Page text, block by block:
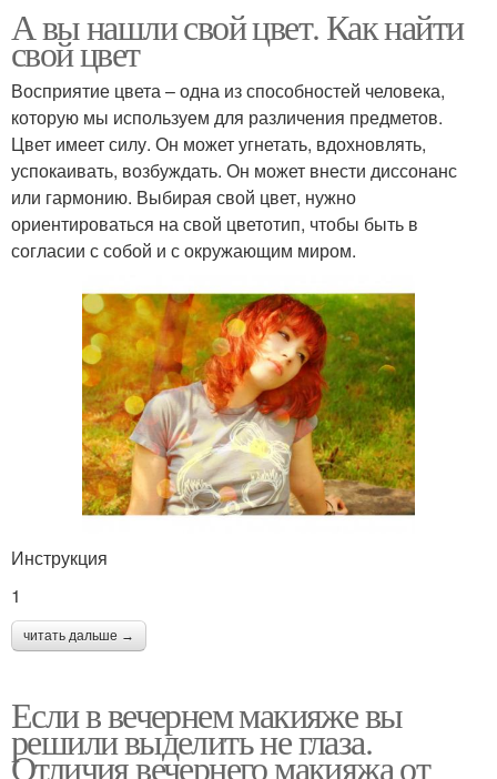
А вы нашли свой цвет. Как найти
свой цвет
Восприятие цвета – одна из способностей человека,
которую мы используем для различения предметов.
Цвет имеет силу. Он может угнетать, вдохновлять,
успокаивать, возбуждать. Он может внести диссонанс
или гармонию. Выбирая свой цвет, нужно
ориентироваться на свой цветотип, чтобы быть в
согласии с собой и с окружающим миром.
Инструкция
1
читать дальше →
Если в вечернем макияже вы
решили выделить не глаза.
Отличия вечернего макияжа от